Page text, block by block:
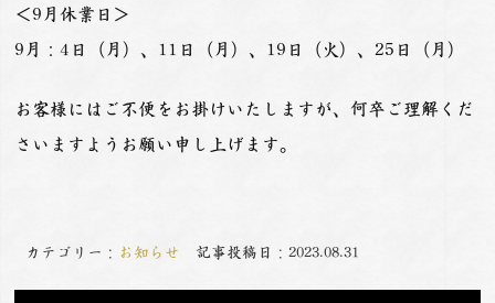
＜9月休業日＞
9月：4日（月）、11日（月）、19日（火）、25日（月）
お客様にはご不便をお掛けいたしますが、何卒ご理解くだ
さいますようお願い申し上げます。
カテゴリー： お知らせ 記事投稿日：2023.08.31